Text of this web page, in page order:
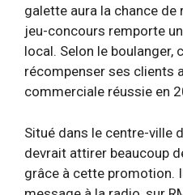
galette aura la chance de
jeu-concours remporte
local. Selon le boulanger,
récompenser ses clients
commerciale réussie en
Situé dans le centre-ville
devrait attirer beaucoup
grâce à cette promotion.